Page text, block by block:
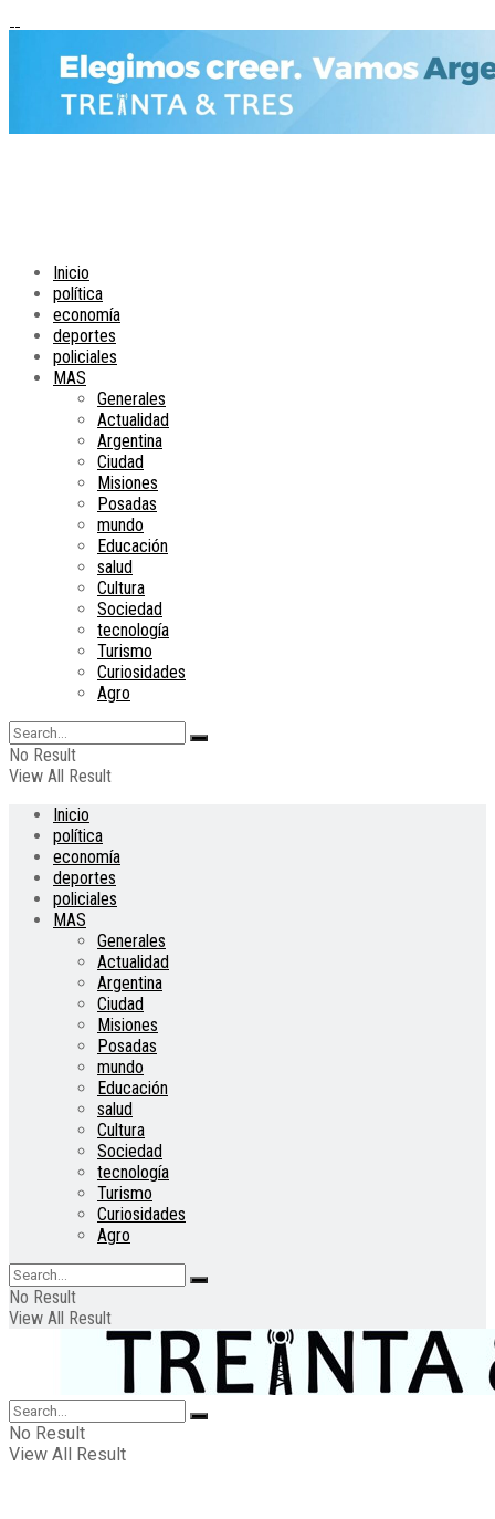
Inicio
política
economía
deportes
policiales
MAS
Generales
Actualidad
Argentina
Ciudad
Misiones
Posadas
mundo
Educación
salud
Cultura
Sociedad
tecnología
Turismo
Curiosidades
Agro
No Result
View All Result
Inicio
política
economía
deportes
policiales
MAS
Generales
Actualidad
Argentina
Ciudad
Misiones
Posadas
mundo
Educación
salud
Cultura
Sociedad
tecnología
Turismo
Curiosidades
Agro
No Result
View All Result
No Result
View All Result